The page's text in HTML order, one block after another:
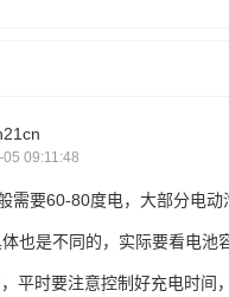
09:11:48
需要60-80度电，大部分电动
也是不同的，实际要看电池
平时要注意控制好充电时间